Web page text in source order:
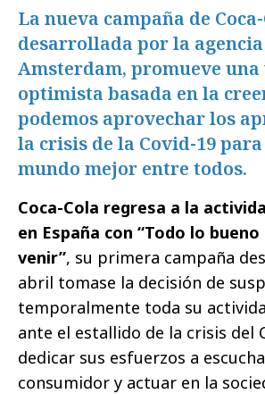
La nueva campaña de
desarrollada por la
Amsterdam, promueve
optimista basada en la
podemos aprovechar los
la crisis de la Covid-19
mundo mejor entre todos.
Coca-Cola regresa a la
en España con “Todo lo
venir”, su primera campaña
abril tomase la decisión de
temporalmente toda su
ante el estallido de la crisis del
dedicar sus esfuerzos a
consumidor y actuar en la